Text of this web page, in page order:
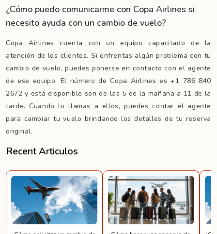
¿Cómo puedo comunicarme con Copa Airlines si
necesito ayuda con un cambio de vuelo?
Copa Airlines cuenta con un equipo capacitado de la
atención de los clientes. Si enfrentas algún problema con tu
cambio de vuelo, puedes ponerse en contacto con el agente
de ese equipo. El número de Copa Airlines es +1 786 840
2672 y está disponible son de las 5 de la mañana a 11 de la
tarde. Cuando lo llamas a ellos, puedes contar el agente
para cambiar tu vuelo brindando los detalles de tu reserva
original.
Recent Articulos